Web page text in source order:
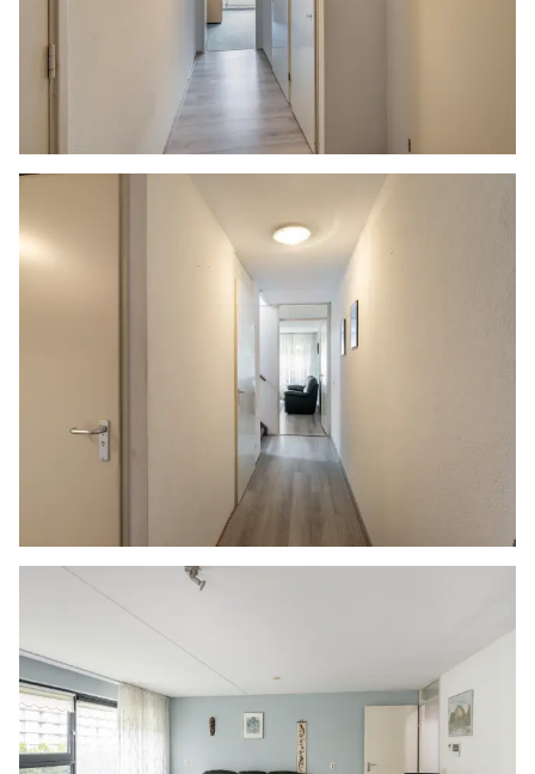
mondelinge overeenstemming per e-mail of een
toegestuurd concept van de koopovereenkomst
wordt overigens niet gezien als een
‘ondertekende koopovereenkomst’.
Gunning
Verkoper behoudt zich uitdrukkelijk het recht
voor het object te gunnen aan de gegadigde
van zijn keuze. Nadrukkelijk zij vermeld dat alle
informatie in deze brochure moet beschouwd
worden als een uitnodiging tot het doen van een
bod of om in onderhandeling te treden. Er
kunnen geen rechten worden ontleend aan deze
informatie.